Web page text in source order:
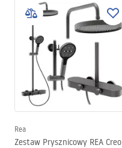
Rea
Zestaw Prysznicowy REA Creo